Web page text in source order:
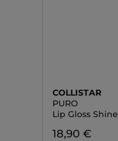
COLLISTAR
PURO
Lip Gloss Shine
18,90 €